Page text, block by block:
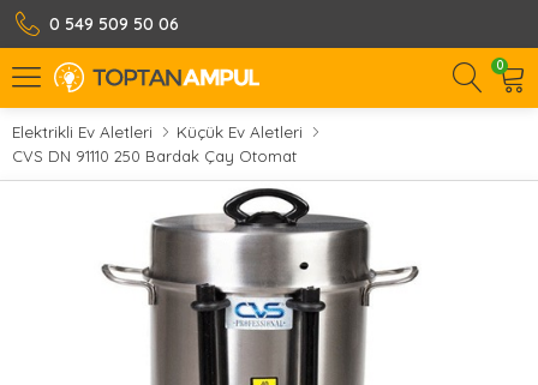
0 549 509 50 06
0
Elektrikli Ev Aletleri Küçük Ev Aletleri
CVS DN 91110 250 Bardak Çay Otomat